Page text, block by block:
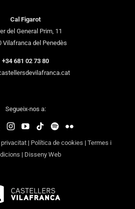
Cal Figarot
del General Prim, 11
Vilafranca del Penedès
+34 681 02 73 80
Segueix-nos a:
| Política de cookies | Termes i
| Disseny Web